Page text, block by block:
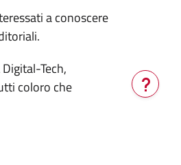
a conoscere
Tech,
coloro che